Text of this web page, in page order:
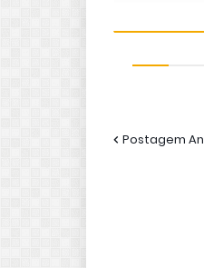
Postagem